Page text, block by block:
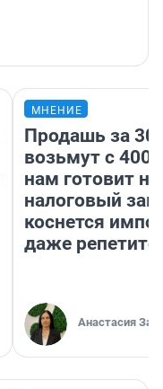
МНЕНИЕ
Продашь за
возьмут с
нам готовит
налоговый
коснется
даже
Анастасия